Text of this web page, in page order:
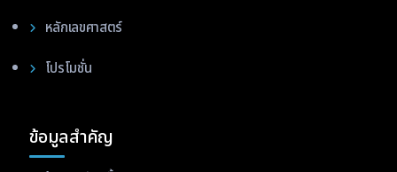
หลักเลขศาสตร์
โปรโมชั่น
ข้อมูลสำคัญ